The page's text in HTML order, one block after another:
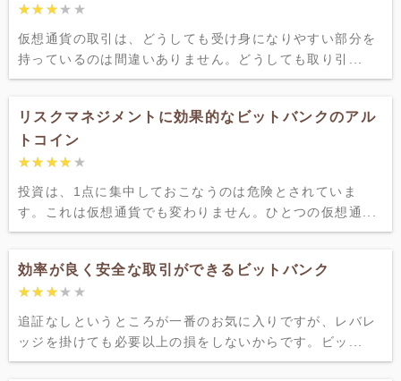
★★★★★
★★★★★
仮想通貨の取引は、どうしても受け身になりやすい部分を
持っているのは間違いありません。どうしても取り引...
リスクマネジメントに効果的なビットバンクのアル
トコイン
★★★★★
★★★★★
投資は、1点に集中しておこなうのは危険とされていま
す。これは仮想通貨でも変わりません。ひとつの仮想通...
効率が良く安全な取引ができるビットバンク
★★★★★
★★★★★
追証なしというところが一番のお気に入りですが、レバレ
ッジを掛けても必要以上の損をしないからです。ビッ...